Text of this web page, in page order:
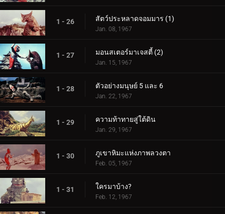
1 - 26 สัตว์ประหลาดจอมมาร (1)
Jan. 08, 1967
1 - 27 มอนสเตอร์มาเจสตี้ (2)
Jan. 15, 1967
1 - 28 ตัวอย่างมนุษย์ 5 และ 6
Jan. 22, 1967
1 - 29 ความท้าทายสู่ใต้ดิน
Jan. 29, 1967
1 - 30 ภูเขาหิมะแห่งภาพลวงตา
Feb. 05, 1967
1 - 31 ใครมาบ้าง?
Feb. 12, 1967